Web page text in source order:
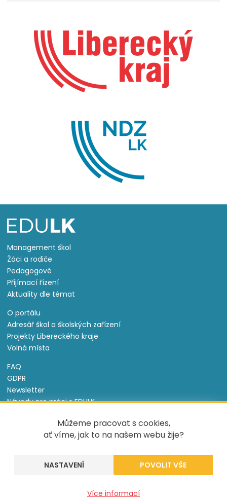
Můžeme pracovat s cookies,
ať víme, jak to na našem webu žije?
NASTAVENÍ
Více informací
Management škol
Žáci a rodiče
Pedagogové
Přijímací řízení
Aktuality dle témat
O portálu
Adresář škol a školských zařízení
Projekty Libereckého kraje
Volná místa
FAQ
GDPR
Newsletter
Návody pro práci s EDULK
Nastavení cookies
Informace o souborech cookie
Tento projekt je spolufinancován Evropským sociálním
fondem a státním rozpočtem České republiky.